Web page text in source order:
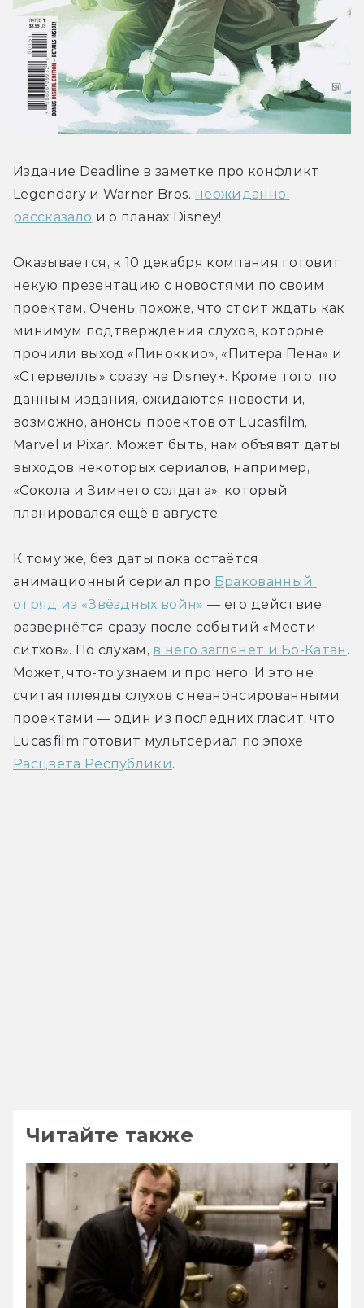
Издание Deadline в заметке про конфликт
Legendary и Warner Bros. неожиданно
рассказало и о планах Disney!
Оказывается, к 10 декабря компания готовит
некую презентацию с новостями по своим
проектам. Очень похоже, что стоит ждать как
минимум подтверждения слухов, которые
прочили выход «Пиноккио», «Питера Пена» и
«Стервеллы» сразу на Disney+. Кроме того, по
данным издания, ожидаются новости и,
возможно, анонсы проектов от Lucasfilm,
Marvel и Pixar. Может быть, нам объявят даты
выходов некоторых сериалов, например,
«Сокола и Зимнего солдата», который
планировался ещё в августе.
К тому же, без даты пока остаётся
анимационный сериал про Бракованный
отряд из «Звёздных войн» — его действие
развернётся сразу после событий «Мести
ситхов». По слухам, в него заглянет и Бо-Катан .
Может, что-то узнаем и про него. И это не
считая плеяды слухов с неанонсированными
проектами — один из последних гласит, что
Расцвета Республики.
Читайте также